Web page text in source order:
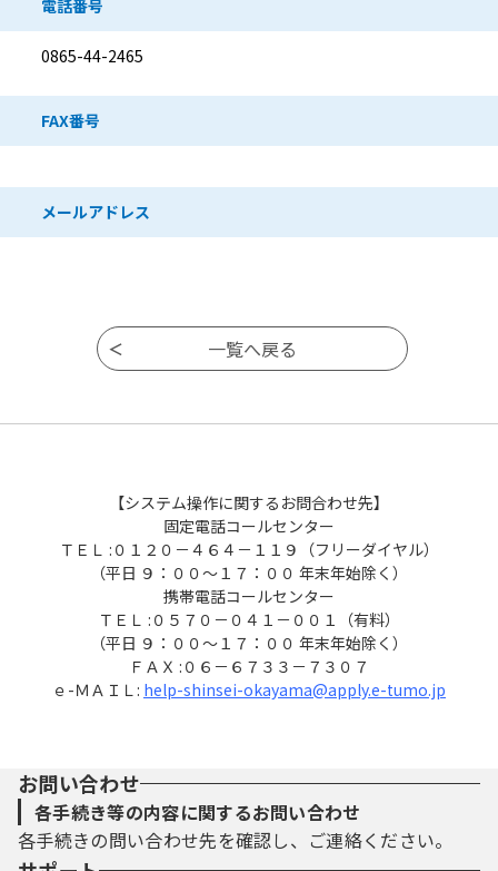
電話番号
0865-44-2465
FAX番号
メールアドレス
【システム操作に関するお問合わせ先】
固定電話コールセンター
ＴＥＬ :０１２０－４６４－１１９（フリーダイヤル）
（平日 ９：００～１７：００ 年末年始除く）
携帯電話コールセンター
ＴＥＬ :０５７０－０４１－００１（有料）
（平日 ９：００～１７：００ 年末年始除く）
ＦＡＸ :０６－６７３３－７３０７
ｅ-ＭＡＩＬ: help-shinsei-okayama@apply.e-tumo.jp
お問い合わせ
各手続き等の内容に関するお問い合わせ
各手続きの問い合わせ先を確認し、ご連絡ください。